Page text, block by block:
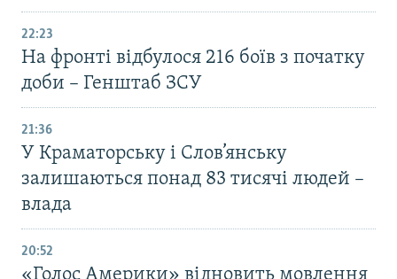
22:23
На фронті відбулося 216 боїв з початку
доби – Генштаб ЗСУ
21:36
У Краматорську і Слов’янську
залишаються понад 83 тисячі людей –
влада
20:52